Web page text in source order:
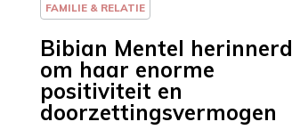
FAMILIE & RELATIE
Bibian Mentel herinnerd
om haar enorme
positiviteit en
doorzettingsvermogen